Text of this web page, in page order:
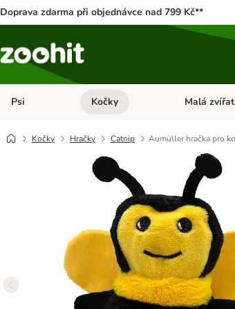
Doprava zdarma při objednávce nad 799 Kč**
Psi Otevřít menu: Psi
Kočky Otevřít menu:
Malá
Kočky Hračky Catnip Aumüller hračka pro